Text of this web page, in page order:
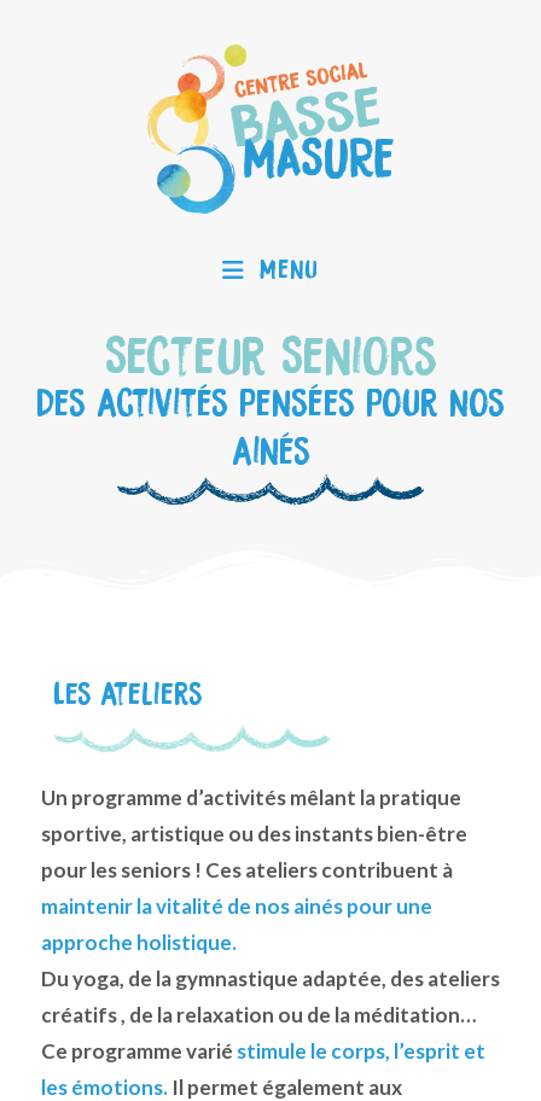
Menu
Secteur Seniors
Des activités pensées pour nos
ainés
Les ateliers
Un programme d’activités mêlant la pratique
sportive, artistique ou des instants bien-être
pour les seniors ! Ces ateliers contribuent à
maintenir la vitalité de nos ainés pour une
approche holistique.
Du yoga, de la gymnastique adaptée, des ateliers
créatifs , de la relaxation ou de la méditation…
Ce programme varié stimule le corps, l’esprit et
les émotions. Il permet également aux